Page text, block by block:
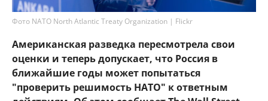
Фото NATO North Atlantic Treaty Organization | Flickr
Американская разведка пересмотрела свои
оценки и теперь допускает, что Россия в
ближайшие годы может попытаться
"проверить решимость НАТО" к ответным